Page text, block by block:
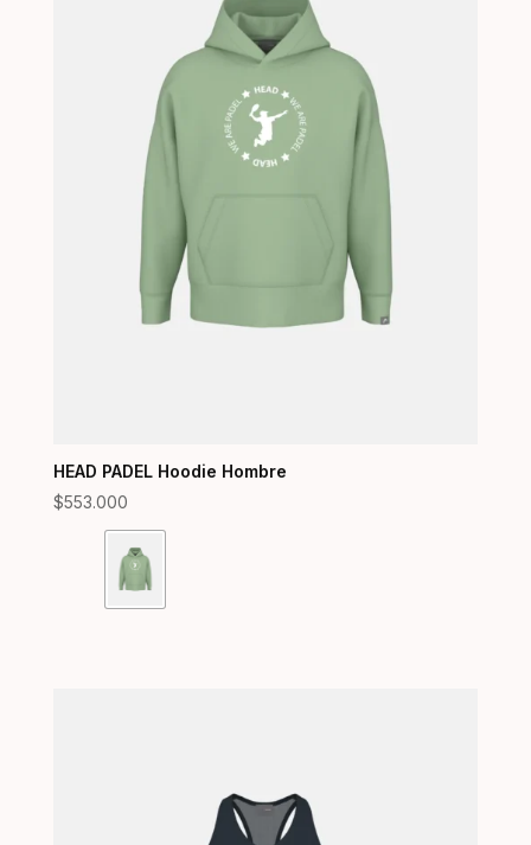
HEAD PADEL Hoodie Hombre
$553.000